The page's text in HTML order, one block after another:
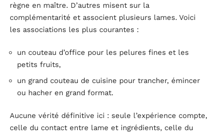
règne en maître. D’autres misent sur la
complémentarité et associent plusieurs lames. Voici
les associations les plus courantes :
un couteau d’office pour les pelures fines et les
petits fruits,
un grand couteau de cuisine pour trancher, émincer
ou hacher en grand format.
Aucune vérité définitive ici : seule l’expérience compte,
celle du contact entre lame et ingrédients, celle du